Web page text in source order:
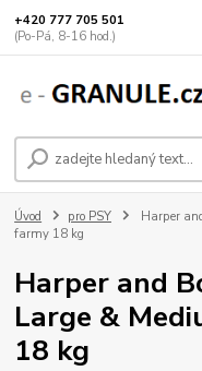
+420 777 705 501
(Po-Pá, 8-16 hod.)
Úvod pro PSY
Harper
farmy 18 kg
Harper and
Large &
18 kg